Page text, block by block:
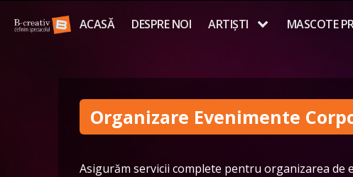
ACASĂ DESPRE NOI ARTIȘTI MASCOTE
Organizare Evenimente
Asigurăm servicii complete pentru organizarea